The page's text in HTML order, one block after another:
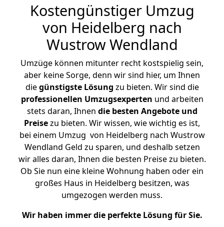
Kostengünstiger Umzug
von Heidelberg nach
Wustrow Wendland
Umzüge können mitunter recht kostspielig sein,
aber keine Sorge, denn wir sind hier, um Ihnen
diegünstigste Lösung zu bieten. Wir sind die
professionellen Umzugsexperten und arbeiten
stets daran, Ihnen die besten Angebote und
Preisezu bieten. Wir wissen, wie wichtig es ist,
bei einem Umzug von Heidelberg nach Wustrow
Wendland Geld zu sparen, und deshalb setzen
wir alles daran, Ihnen die besten Preise zu bieten.
Ob Sie nun eine kleine Wohnung haben oder ein
großes Haus in Heidelberg besitzen, was
umgezogen werden muss.
Wir haben immer die perfekte Lösung für Sie.